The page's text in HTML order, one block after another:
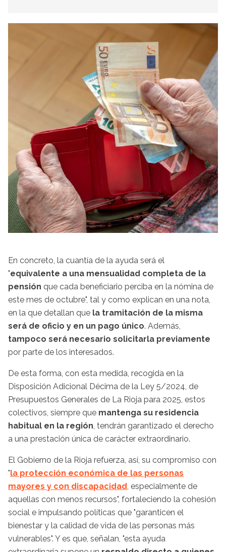
En concreto, la cuantía de la ayuda será el
"equivalente a una mensualidad completa de la
pensión que cada beneficiario perciba en la nómina de
este mes de octubre", tal y como explican en una nota,
en la que detallan que la tramitación de la misma
será de oficio y en un pago único. Además,
tampoco será necesario solicitarla previamente
por parte de los interesados.
De esta forma, con esta medida, recogida en la
Disposición Adicional Décima de la Ley 5/2024, de
Presupuestos Generales de La Rioja para 2025, estos
colectivos, siempre que mantenga su residencia
habitual en la región , tendrán garantizado el derecho
a una prestación única de carácter extraordinario.
El Gobierno de la Rioja refuerza, así, su compromiso con
"la protección económica de las personas
mayores y con discapacidad , especialmente de
aquellas con menos recursos", fortaleciendo la cohesión
social e impulsando políticas que "garanticen el
bienestar y la calidad de vida de las personas más
vulnerables". Y es que, señalan, "esta ayuda